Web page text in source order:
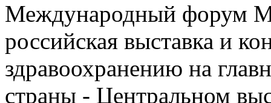
Международный форум
российская выставка и
здравоохранению на
страны - Центральном